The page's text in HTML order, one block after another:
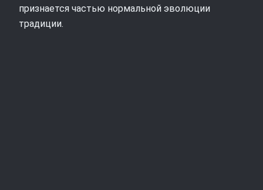
признается частью нормальной эволюции
традиции.